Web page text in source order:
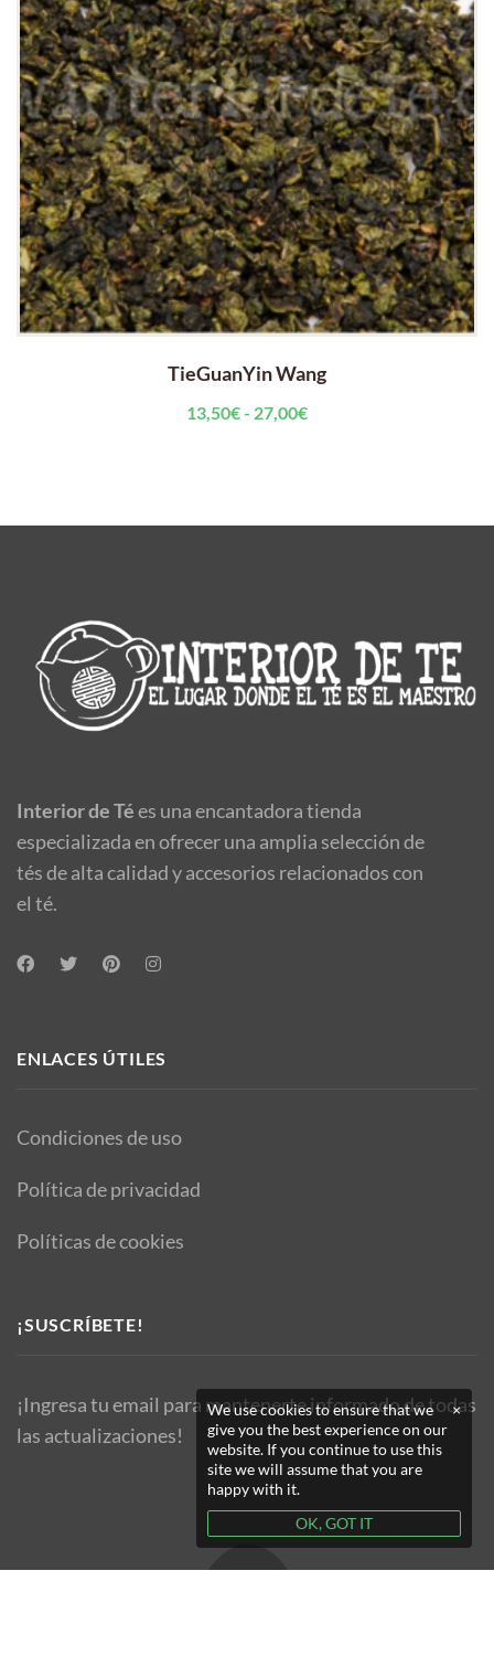
TieGuanYin Wang
13,50€- 27,00€Rango
Interior de Tées una encantadora tienda
especializada en ofrecer una amplia selección de
tés de alta calidad y accesorios relacionados con
el té.
ENLACES ÚTILES
Condiciones de uso
Política de privacidad
Políticas de cookies
¡SUSCRÍBETE!
¡Ingresa tu email para mantenerte informado de todas
las actualizaciones!
×
We use cookies to ensure that we
give you the best experience on our
website. If you continue to use this
site we will assume that you are
happy with it.
OK, GOT IT